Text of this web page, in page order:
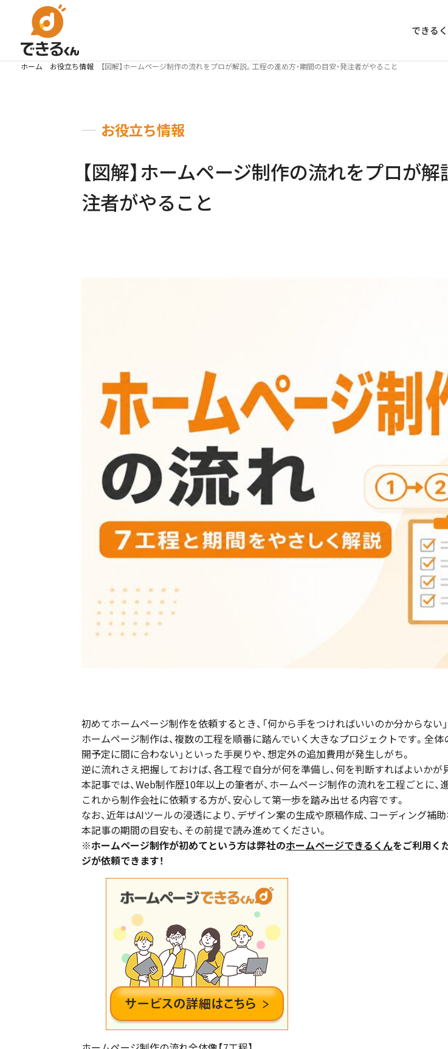
できる
ホーム お役立ち情報 【図解】ホームページ制作の流れをプロが解説。工程の進め方・期間の目安・発注者がやること
お役立ち情報
【図解】ホームページ制作の流れをプロが
注者がやること
初めてホームページ制作を依頼するとき、「何から手をつければいいのか分からない
ホームページ制作は、複数の工程を順番に踏んでいく大きなプロジェクトです。全
開予定に間に合わない」といった手戻りや、想定外の追加費用が発生しがち。
逆に流れさえ把握しておけば、各工程で自分が何を準備し、何を判断すればよいかが
本記事では、Web制作歴10年以上の筆者が、ホームページ制作の流れを工程ごとに、
これから制作会社に依頼する方が、安心して第一歩を踏み出せる内容です。
なお、近年はAIツールの浸透により、デザイン案の生成や原稿作成、コーディング補
本記事の期間の目安も、その前提で読み進めてください。
※ホームページ制作が初めてという方は弊社のホームページできるくんをご利用く
ジが依頼できます！